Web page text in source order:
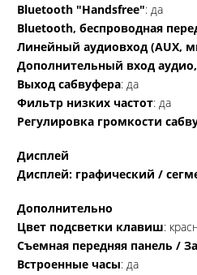
Bluetooth "Handsfree": да
Bluetooth, беспроводная
Линейный аудиовход (AUX,
Дополнительный вход аудио,
Выход сабвуфера: да
Фильтр низких частот: да
Регулировка громкости
Дисплей
Дисплей: графический /
Дополнительно
Цвет подсветки клавиш:
Съемная передняя панель /
Встроенные часы: да